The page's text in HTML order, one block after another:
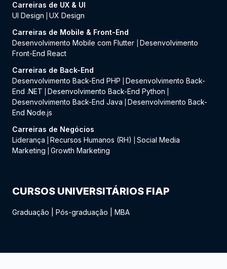
Carreiras de UX & UI
UI Design
UX Design
Carreiras de Mobile & Front-End
Desenvolvimento Mobile com Flutter
Desenvolvimento
Front-End React
Carreiras de Back-End
Desenvolvimento Back-End PHP
Desenvolvimento Back-
End .NET
Desenvolvimento Back-End Python
Desenvolvimento Back-End Java
Desenvolvimento Back-
End Node.js
Carreiras de Negócios
Liderança
Recursos Humanos (RH)
Social Media
Marketing
Growth Marketing
CURSOS UNIVERSITÁRIOS FIAP
Graduação Pós-graduação MBA